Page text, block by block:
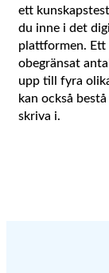
ett
du inne i det
plattformen. Ett
obegränsat
upp till fyra
kan också
skriva i.